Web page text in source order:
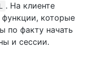
. На клиенте
которые
по факту начать
и сессии.